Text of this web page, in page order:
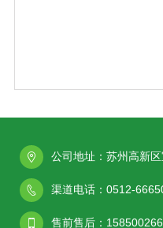
公司地址：苏州高新
渠道电话：0512-
售前售后：